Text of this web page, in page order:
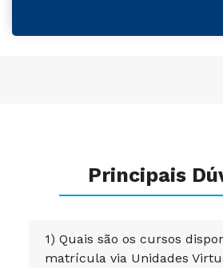
Principais
1) Quais são os cursos
matrícula via Unidades